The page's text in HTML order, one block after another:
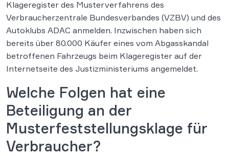
Klageregister des Musterverfahrens des
Verbraucherzentrale Bundesverbandes (VZBV) und des
Autoklubs ADAC anmelden. Inzwischen haben sich
bereits über 80.000 Käufer eines vom Abgasskandal
betroffenen Fahrzeugs beim Klageregister auf der
Internetseite des Justizministeriums angemeldet.
Welche Folgen hat eine
Beteiligung an der
Musterfeststellungsklage für
Verbraucher?